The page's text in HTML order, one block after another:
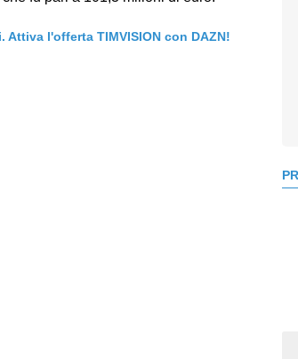
Attiva l'offerta TIMVISION con DAZN!